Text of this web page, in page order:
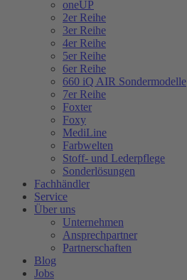
oneUP
2er Reihe
3er Reihe
4er Reihe
5er Reihe
6er Reihe
660 iQ AIR Sondermodelle
7er Reihe
Foxter
Foxy
MediLine
Farbwelten
Stoff- und Lederpflege
Sonderlösungen
Fachhändler
Service
Über uns
Unternehmen
Ansprechpartner
Partnerschaften
Blog
Jobs